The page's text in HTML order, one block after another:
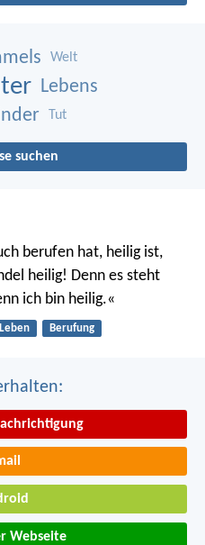
Welt
Lebens
Tut
suchen
berufen hat, heilig ist,
heilig! Denn es steht
ich bin heilig.«
Leben Berufung
Webseite